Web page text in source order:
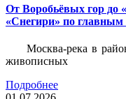
От Воробьёвых гор до
«Снегири» по
Москва-река в
живописных
Подробнее